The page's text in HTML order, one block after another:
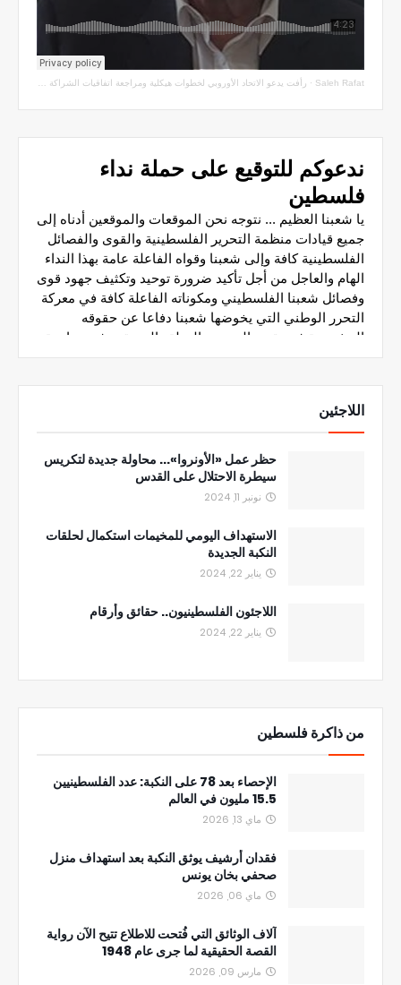
Saleh Rafat
· رأفت يدعو الاتحاد الأوروبي لخطوات هيكلية ومراجعة اتفاقيات الشراكة مع سلطة الاحتلال
اللاجئين
حظر عمل «الأونروا»... محاولة جديدة لتكريس
سيطرة الاحتلال على القدس
نونبر 11, 2024
الاستهداف اليومي للمخيمات استكمال لحلقات
النكبة الجديدة
يناير 22, 2024
اللاجئون الفلسطينيون.. حقائق وأرقام
يناير 22, 2024
من ذاكرة فلسطين
الإحصاء بعد 78 على النكبة: عدد الفلسطينيين
15.5 مليون في العالم
ماي 13, 2026
فقدان أرشيف يوثق النكبة بعد استهداف منزل
صحفي بخان يونس
ماي 06, 2026
آلاف الوثائق التي فُتحت للاطلاع تتيح الآن رواية
القصة الحقيقية لما جرى عام 1948
مارس 09, 2026